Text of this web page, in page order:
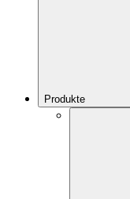
Produkte